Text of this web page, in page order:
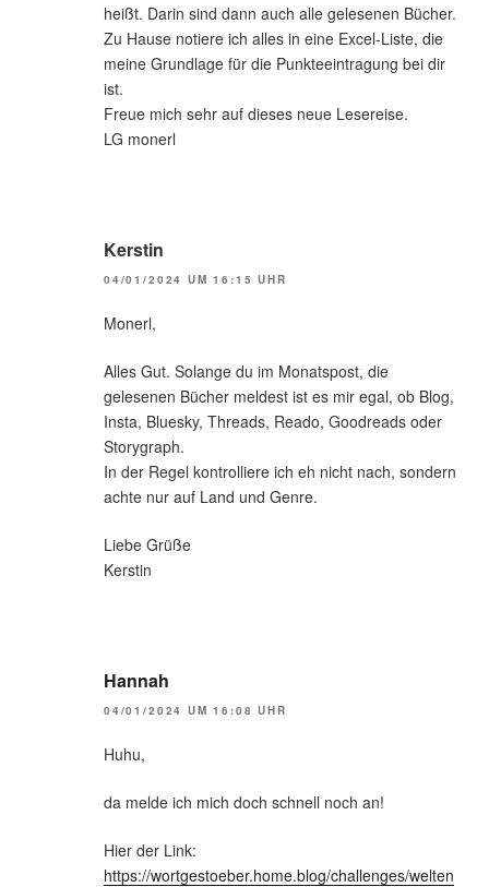
heißt. Darin sind dann auch alle gelesenen Bücher.
Zu Hause notiere ich alles in eine Excel-Liste, die
meine Grundlage für die Punkteeintragung bei dir
ist.
Freue mich sehr auf dieses neue Lesereise.
LG monerl
Kerstin
04/01/2024 UM 16:15 UHR
Monerl,
Alles Gut. Solange du im Monatspost, die
gelesenen Bücher meldest ist es mir egal, ob Blog,
Insta, Bluesky, Threads, Reado, Goodreads oder
Storygraph.
In der Regel kontrolliere ich eh nicht nach, sondern
achte nur auf Land und Genre.
Liebe Grüße
Kerstin
Hannah
04/01/2024 UM 16:08 UHR
Huhu,
da melde ich mich doch schnell noch an!
Hier der Link:
https://wortgestoeber.home.blog/challenges/welten